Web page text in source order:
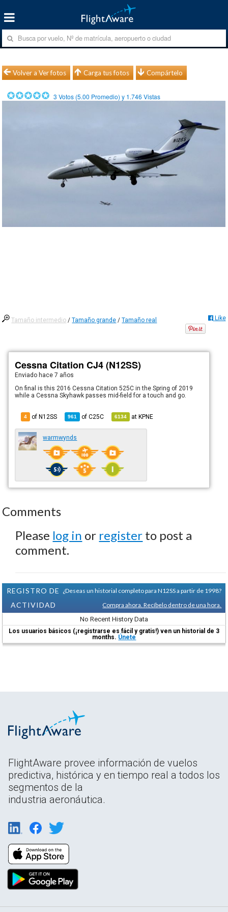
Volver a Ver fotos Carga tus fotos Compártelo
3 Votos (5.00 Promedio) y 1.746 Vistas
Tamaño intermedio /Tamaño grande /Tamaño real Like
Cessna Citation CJ4 (N12SS)
Enviado hace 7 años
On final is this 2016 Cessna Citation 525C in the Spring of 2019
while a Cessna Skyhawk passes mid-field for a touch and go.
4 of N12SS 961 ofC25C 6134 atKPNE
warmwynds
Comments
Please log in or register to post a
comment.
REGISTRO DE
ACTIVIDAD
¿Deseas un historial completo para N12SS a partir de 1998?
Compra ahora. Recíbelo dentro de una hora.
No Recent History Data
Los usuarios básicos (¡registrarse es fácil y gratis!) ven un historial de 3
months. Únete
FlightAware provee información de vuelos
predictiva, histórica y en tiempo real a todos los
segmentos de la
industria aeronáutica.